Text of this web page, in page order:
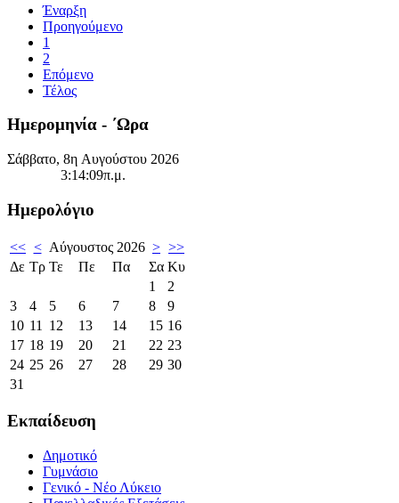
Έναρξη
Προηγούμενο
1
2
Επόμενο
Τέλος
Ημερομηνία - ΄Ωρα
Σάββατο, 8η Αυγούστου 2026
3:14:09π.μ.
Ημερολόγιο
<< < Αύγουστος 2026 > >>
Δε Τρ Τε Πε Πα Σα Κυ
1
2
3
4 5 6 7 8
9
10 11 12 13 14 15 16
17 18 19 20 21 22 23
24 25 26 27 28 29 30
31
Εκπαίδευση
Δημοτικό
Γυμνάσιο
Γενικό - Νέο Λύκειο